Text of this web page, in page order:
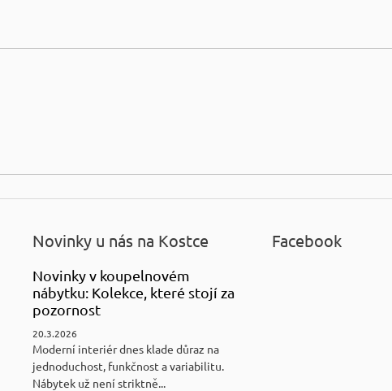
Novinky u nás na Kostce
Novinky v koupelnovém
nábytku: Kolekce, které stojí za
pozornost
20.3.2026
Moderní interiér dnes klade důraz na
jednoduchost, funkčnost a variabilitu.
Nábytek už není striktně...
Facebook